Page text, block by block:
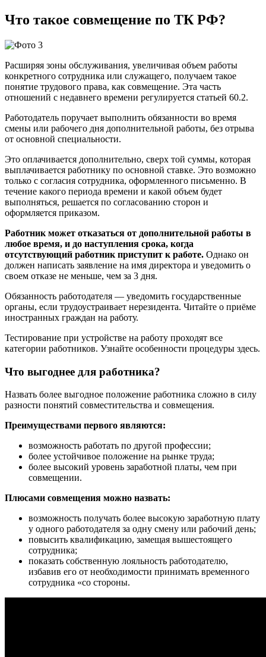
Что такое совмещение по ТК РФ?
Расширяя зоны обслуживания, увеличивая объем работы
конкретного сотрудника или служащего, получаем такое
понятие трудового права, как совмещение. Эта часть
отношений с недавнего времени регулируется статьей 60.2.
Работодатель поручает выполнить обязанности во время
смены или рабочего дня дополнительной работы, без отрыва
от основной специальности.
Это оплачивается дополнительно, сверх той суммы, которая
выплачивается работнику по основной ставке. Это возможно
только с согласия сотрудника, оформленного письменно. В
течение какого периода времени и какой объем будет
выполняться, решается по согласованию сторон и
оформляется приказом.
Работник может отказаться от дополнительной работы в
любое время, и до наступления срока, когда
отсутствующий работник приступит к работе. Однако он
должен написать заявление на имя директора и уведомить о
своем отказе не меньше, чем за 3 дня.
Обязанность работодателя — уведомить государственные
органы, если трудоустраивает нерезидента. Читайте о приёме
иностранных граждан на работу.
Тестирование при устройстве на работу проходят все
категории работников. Узнайте особенности процедуры здесь.
Что выгоднее для работника?
Назвать более выгодное положение работника сложно в силу
разности понятий совместительства и совмещения.
Преимуществами первого являются:
возможность работать по другой профессии;
более устойчивое положение на рынке труда;
более высокий уровень заработной платы, чем при
совмещении.
Плюсами совмещения можно назвать:
возможность получать более высокую заработную плату
у одного работодателя за одну смену или рабочий день;
повысить квалификацию, замещая вышестоящего
сотрудника;
показать собственную лояльность работодателю,
избавив его от необходимости принимать временного
сотрудника «со стороны.